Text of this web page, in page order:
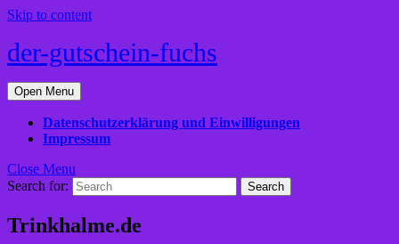
Skip to content
der-gutschein-fuchs
Open Menu
Datenschutzerklärung und Einwilligungen
Impressum
Close Menu
Search for:
Trinkhalme.de